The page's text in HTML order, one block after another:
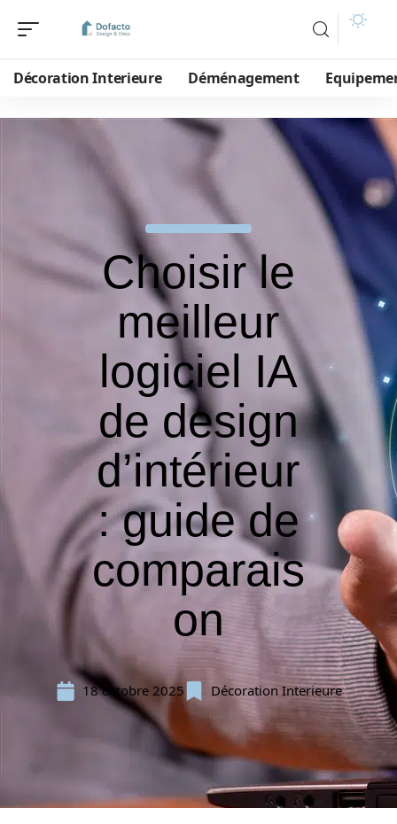
Décoration Interieure Déménagement
Choisir le
meilleur
logiciel IA
de design
d’intérieur
: guide de
comparais
on
18 octobre 2025 Décoration Interieure